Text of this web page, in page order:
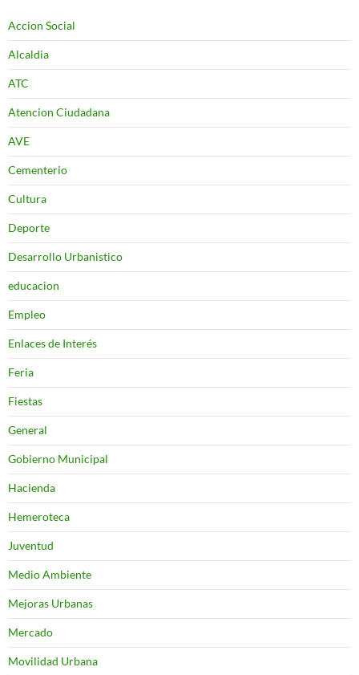
Accion Social
Alcaldia
ATC
Atencion Ciudadana
AVE
Cementerio
Cultura
Deporte
Desarrollo Urbanistico
educacion
Empleo
Enlaces de Interés
Feria
Fiestas
General
Gobierno Municipal
Hacienda
Hemeroteca
Juventud
Medio Ambiente
Mejoras Urbanas
Mercado
Movilidad Urbana